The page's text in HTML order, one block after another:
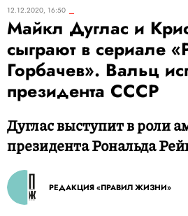
12.12.2020, 16:50
Майкл Дуглас и
сыграют в сериале
Горбачев». Вальц
президента СССР
Дуглас выступит в роли
президента Рональда
РЕДАКЦИЯ «ПРАВИЛ ЖИЗНИ»